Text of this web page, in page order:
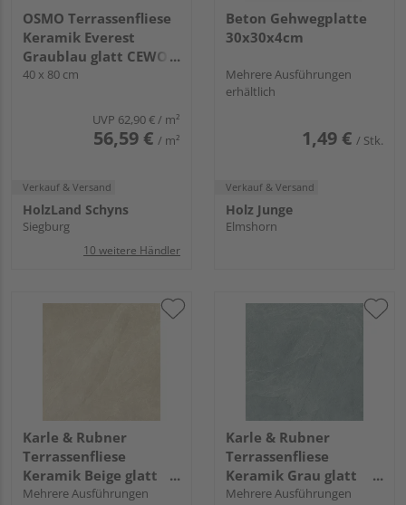
OSMO Terrassenfliese
Keramik Everest
Graublau glatt CEWO-
DECK - 20 mm stark
40 x 80 cm
UVP 62,90 € / m²
56,59 € / m²
Verkauf & Versand
HolzLand Schyns
Siegburg
10 weitere Händler
Beton Gehwegplatte
30x30x4cm
Mehrere Ausführungen
erhältlich
1,49 € / Stk.
Verkauf & Versand
Holz Junge
Elmshorn
Karle & Rubner
Terrassenfliese
Keramik Beige glatt
TERRACON® Ardesia -
Mehrere Ausführungen
Karle & Rubner
Terrassenfliese
Keramik Grau glatt
TERRACON® Ardesia -
Mehrere Ausführungen